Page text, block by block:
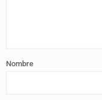
Nombre